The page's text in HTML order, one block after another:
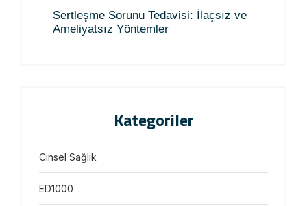
Sertleşme Sorunu Tedavisi: İlaçsız ve
Ameliyatsız Yöntemler
Kategoriler
Cinsel Sağlık
ED1000